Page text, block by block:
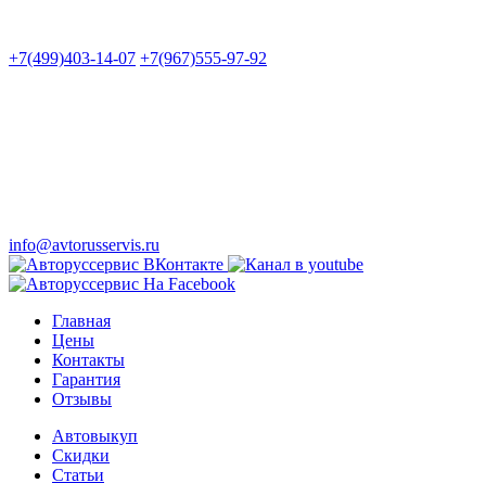
+7(499)403-14-07 +7(967)555-97-92
info@avtorusservis.ru
Главная
Цены
Контакты
Гарантия
Отзывы
Автовыкуп
Cкидки
Статьи